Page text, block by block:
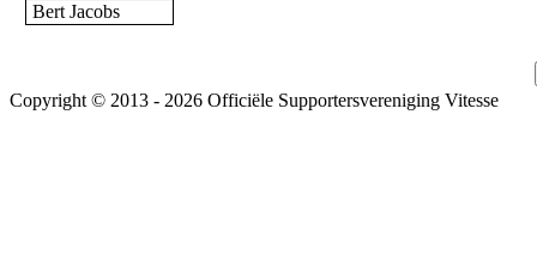
Bert Jacobs
Copyright © 2013 - 2026 Officiële Supportersvereniging Vitesse